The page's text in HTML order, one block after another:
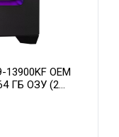
OEM
ГБ ОЗУ (2
GDDR7